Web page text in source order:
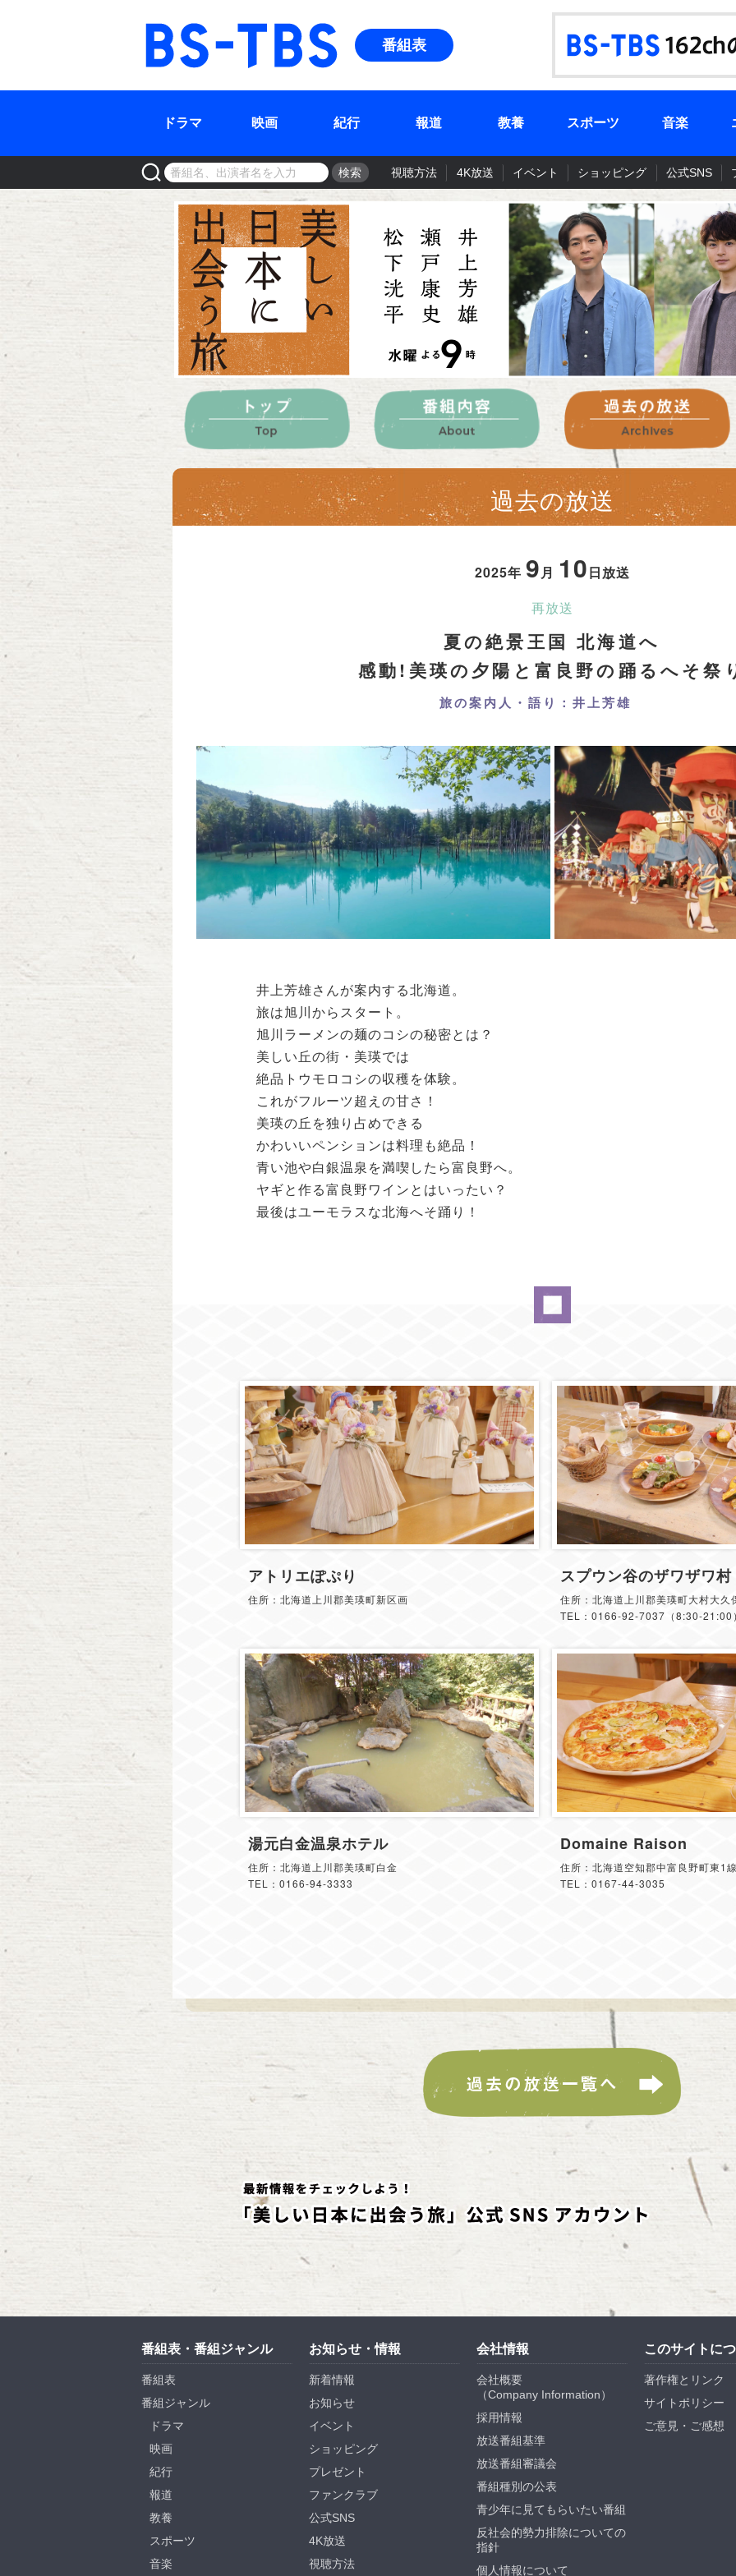
BS-TBS
番組表
ドラマ 映画 紀行 報道 教養 スポーツ 音楽
検索 視聴方法 4K放送 イベント ショッピング 公式SNS
過去の放送
2025年 9月 10日放送
再放送
夏の絶景王国 北海道へ
感動!美瑛の夕陽と富良野の踊るへそ祭
旅の案内人・語り：井上芳雄
井上芳雄さんが案内する北海道。
旅は旭川からスタート。
旭川ラーメンの麺のコシの秘密とは？
美しい丘の街・美瑛では
絶品トウモロコシの収穫を体験。
これがフルーツ超えの甘さ！
美瑛の丘を独り占めできる
かわいいペンションは料理も絶品！
青い池や白銀温泉を満喫したら富良野へ。
ヤギと作る富良野ワインとはいったい？
最後はユーモラスな北海へそ踊り！
アトリエぽぷり
住所：北海道上川郡美瑛町新区画
スプウン谷のザワザワ村
住所：北海道上川郡美瑛町大村大久
TEL：0166-92-7037（8:30-21:00
湯元白金温泉ホテル
住所：北海道上川郡美瑛町白金
TEL：0166-94-3333
Domaine Raison
住所：北海道空知郡中富良野町東1
TEL：0167-44-3035
番組表・番組ジャンル
番組表
番組ジャンル
ドラマ
映画
紀行
報道
教養
スポーツ
音楽
お知らせ・情報
新着情報
お知らせ
イベント
ショッピング
プレゼント
ファンクラブ
公式SNS
4K放送
視聴方法
会社情報
会社概要
（Company Information）
採用情報
放送番組基準
放送番組審議会
番組種別の公表
青少年に見てもらいたい番組
反社会的勢力排除についての
指針
個人情報について
このサイトに
著作権とリンク
サイトポリシー
ご意見・ご感想